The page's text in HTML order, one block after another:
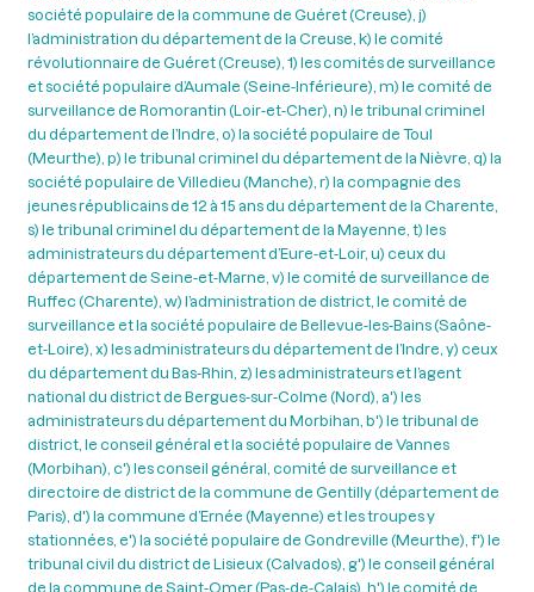
société populaire de la commune de Guéret (Creuse), j)
l’administration du département de la Creuse, k) le comité
révolutionnaire de Guéret (Creuse), 1) les comités de surveillance
et société populaire d’Aumale (Seine-Inférieure), m) le comité de
surveillance de Romorantin (Loir-et-Cher), n) le tribunal criminel
du département de l’Indre, o) la société populaire de Toul
(Meurthe), p) le tribunal criminel du département de la Nièvre, q) la
société populaire de Villedieu (Manche), r) la compagnie des
jeunes républicains de 12 à 15 ans du département de la Charente,
s) le tribunal criminel du département de la Mayenne, t) les
administrateurs du département d’Eure-et-Loir, u) ceux du
département de Seine-et-Marne, v) le comité de surveillance de
Ruffec (Charente), w) l’administration de district, le comité de
surveillance et la société populaire de Bellevue-les-Bains (Saône-
et-Loire), x) les administrateurs du département de l’Indre, y) ceux
du département du Bas-Rhin, z) les administrateurs et l’agent
national du district de Bergues-sur-Colme (Nord), a') les
administrateurs du département du Morbihan, b') le tribunal de
district, le conseil général et la société populaire de Vannes
(Morbihan), c') les conseil général, comité de surveillance et
directoire de district de la commune de Gentilly (département de
Paris), d') la commune d’Ernée (Mayenne) et les troupes y
stationnées, e') la société populaire de Gondreville (Meurthe), f') le
tribunal civil du district de Lisieux (Calvados), g') le conseil général
de la commune de Saint-Omer (Pas-de-Calais), h') le comité de